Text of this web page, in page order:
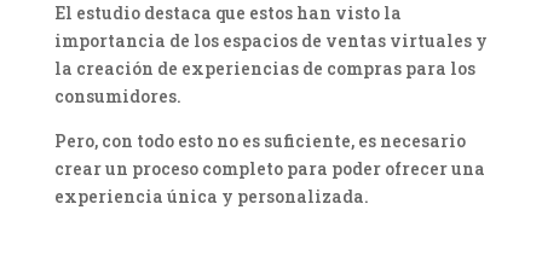
El estudio destaca que estos han visto la
importancia de los espacios de ventas virtuales y
la creación de experiencias de compras para los
consumidores.
Pero, con todo esto no es suficiente, es necesario
crear un proceso completo para poder ofrecer una
experiencia única y personalizada.